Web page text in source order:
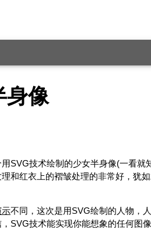
身像
SVG技术绘制的少女半身像(一看
和红衣上的褶皱处理的非常好，犹
示不同，这次是用SVG绘制的人物，
SVG技术能实现你能想象的任何图像